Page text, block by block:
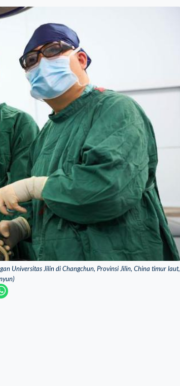
Universitas Jilin di Changchun, Provinsi Jilin, China timur laut,